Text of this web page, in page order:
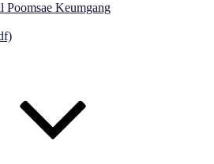
Poomsae Keumgang